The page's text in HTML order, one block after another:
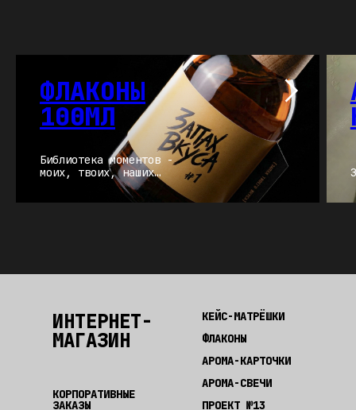
ФЛАКОНЫ
100МЛ
Библиотека моментов -
моих, твоих, наших…
КЕЙС-МАТРЁШКИ
ФЛАКОНЫ
АРОМА-КАРТОЧКИ
АРОМА-СВЕЧИ
ПРОЕКТ №13
ИНТЕРНЕТ-
МАГАЗИН
КОРПОРАТИВНЫЕ
ЗАКАЗЫ